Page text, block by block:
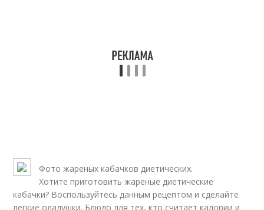
Фото жареных кабачков диетических.
Хотите приготовить жареные диетические
кабачки? Воспользуйтесь данным рецептом и сделайте
легкие оладушки. Блюдо для тех, кто считает калории и